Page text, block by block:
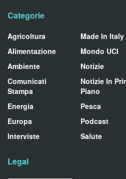
Categorie
Agricoltura
Alimentazione
Ambiente
Comunicati
Stampa
Energia
Europa
Interviste
Made In Italy
Mondo UCI
Notizie
Notizie In
Piano
Pesca
Podcast
Salute
Legal